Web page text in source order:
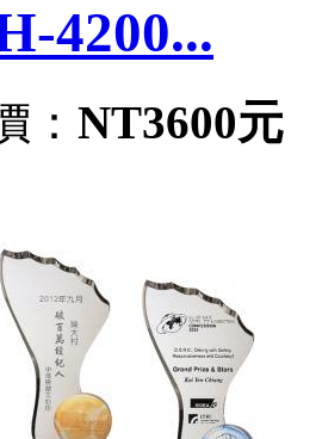
4200...
： NT3600元